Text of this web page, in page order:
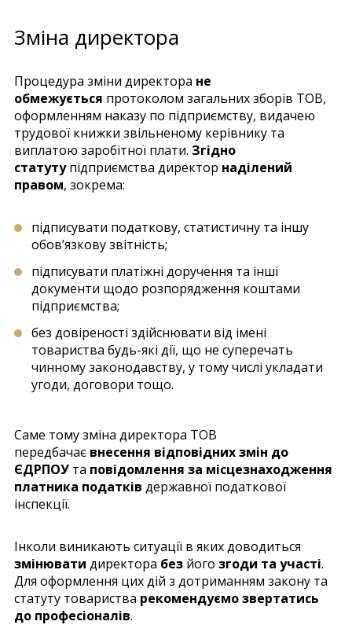
Зміна директора
Процедура зміни директора не
обмежується протоколом загальних зборів ТОВ,
оформленням наказу по підприємству, видачею
трудової книжки звільненому керівнику та
виплатою заробітної плати. Згідно
статутупідприємства директор наділений
правом, зокрема:
підписувати податкову, статистичну та іншу
обов’язкову звітність;
підписувати платіжні доручення та інші
документи щодо розпорядження коштами
підприємства;
без довіреності здійснювати від імені
товариства будь-які дії, що не суперечать
чинному законодавству, у тому числі укладати
угоди, договори тощо.
Саме тому зміна директора ТОВ
передбачає внесення відповідних змін до
ЄДРПОУ та повідомлення за місцезнаходження
платника податків державної податкової
інспекції.
Інколи виникають ситуації в яких доводиться
змінювати директора без його згоди та участі.
Для оформлення цих дій з дотриманням закону та
статуту товариства рекомендуємо звертатись
до професіоналів.